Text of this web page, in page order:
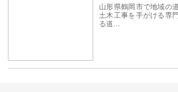
山形県鶴岡市で地域の
土木工事を手がける専
る道…